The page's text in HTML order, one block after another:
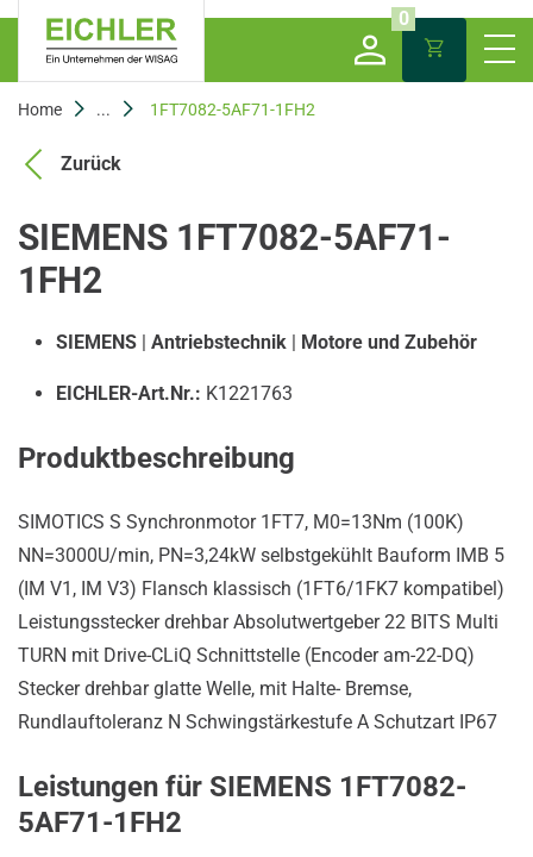
0
Home ... 1FT7082-5AF71-1FH2
Zurück
SIEMENS 1FT7082-5AF71-
1FH2
SIEMENS | Antriebstechnik | Motore und Zubehör
EICHLER-Art.Nr.: K1221763
Produktbeschreibung
SIMOTICS S Synchronmotor 1FT7, M0=13Nm (100K)
NN=3000U/min, PN=3,24kW selbstgekühlt Bauform IMB 5
(IM V1, IM V3) Flansch klassisch (1FT6/1FK7 kompatibel)
Leistungsstecker drehbar Absolutwertgeber 22 BITS Multi
TURN mit Drive-CLiQ Schnittstelle (Encoder am-22-DQ)
Stecker drehbar glatte Welle, mit Halte- Bremse,
Rundlauftoleranz N Schwingstärkestufe A Schutzart IP67
Leistungen für SIEMENS 1FT7082-
5AF71-1FH2